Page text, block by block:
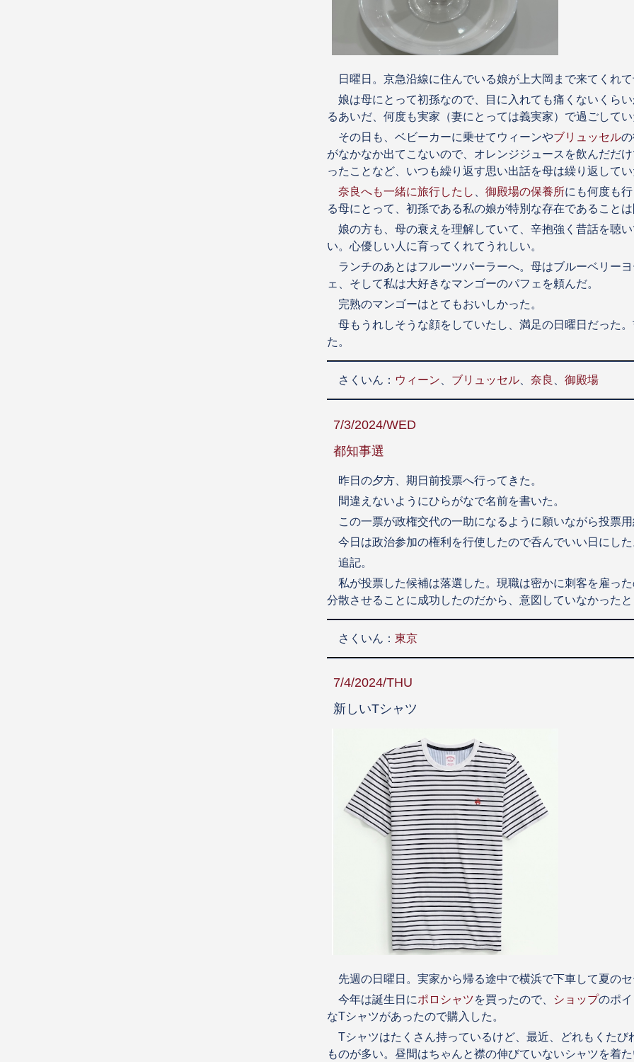
日曜日。京急沿線に住んでいる娘が上大岡まで来てくれ
娘は母にとって初孫なので、目に入れても痛くないくら
るあいだ、何度も実家（妻にとっては義実家）で過ごして
その日も、ベビーカーに乗せてウィーンやブリュッセル
がなかなか出てこないので、オレンジジュースを飲んだだ
ったことなど、いつも繰り返す思い出話を母は繰り返して
奈良へも一緒に旅行したし
御殿場の保養所にも何度も
る母にとって、初孫である私の娘が特別な存在であること
娘の方も、母の衰えを理解していて、辛抱強く昔話を聴
い。心優しい人に育ってくれてうれしい。
ランチのあとはフルーツパーラーへ。母はブルーベリー
ェ、そして私は大好きなマンゴーのパフェを頼んだ。
完熟のマンゴーはとてもおいしかった。
母もうれしそうな顔をしていたし、満足の日曜日だった
た。
さくいん： ウィーン ブリュッセル 奈良 御殿場
7/3/2024/WED
都知事選
昨日の夕方、期日前投票へ行ってきた。
間違えないようにひらがなで名前を書いた。
この一票が政権交代の一助になるように願いながら投票
今日は政治参加の権利を行使したので呑んでいい日にし
追記。
私が投票した候補は落選した。現職は密かに刺客を雇っ
分散させることに成功したのだから、意図していなかった
さくいん： 東京
7/4/2024/THU
新しいTシャツ
先週の日曜日。実家から帰る途中で横浜で下車して夏の
今年は誕生日にポロシャツを買ったので、 ショップのポ
なTシャツがあったので購入した。
Tシャツはたくさん持っているけど、最近、どれもくた
ものが多い。昼間はちゃんと襟の伸びていないシャツを着